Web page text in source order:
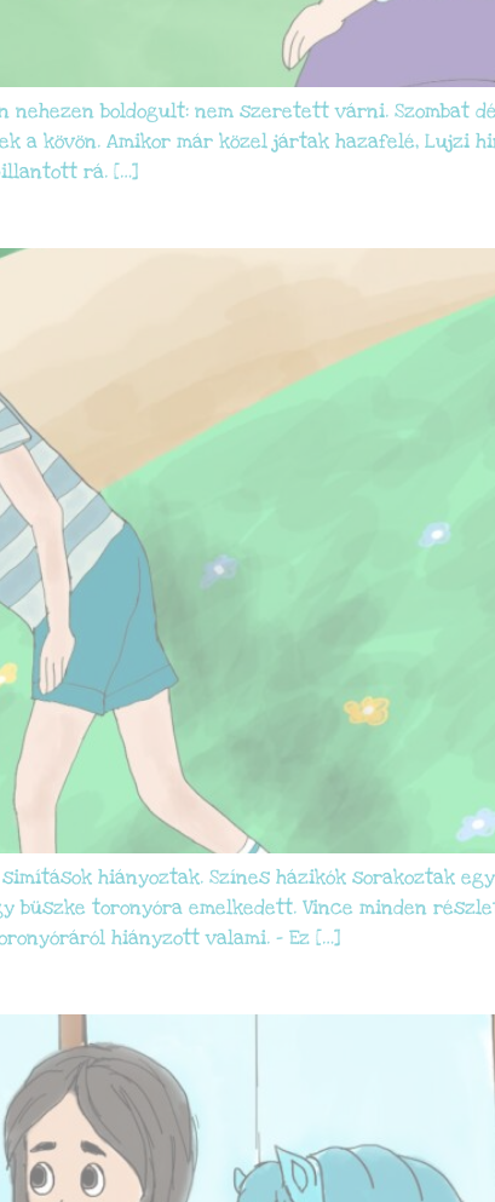
boldogult: nem szeretett várni. Szombat
a kövön. Amikor már közel jártak hazafelé, Lujzi
rá. […]
hiányoztak. Színes házikók sorakoztak
toronyóra emelkedett. Vince minden
hiányzott valami. – Ez […]